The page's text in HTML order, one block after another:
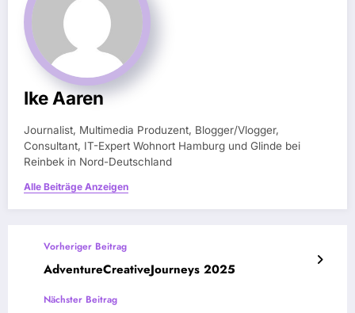
Ike Aaren
Journalist, Multimedia Produzent, Blogger/Vlogger,
Consultant, IT-Expert Wohnort Hamburg und Glinde bei
Reinbek in Nord-Deutschland
Alle Beiträge Anzeigen
Vorheriger Beitrag
AdventureCreativeJourneys 2025
Nächster Beitrag